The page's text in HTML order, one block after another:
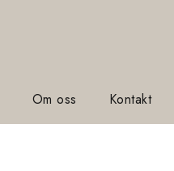
Om oss Kontakt